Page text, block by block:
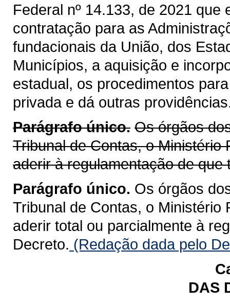
Federal nº 14.133, de 2021
contratação para as
fundacionais da União, dos
Municípios, a aquisição e
estadual, os procedimentos
privada e dá outras
Parágrafo único. Os órgãos
Tribunal de Contas, o Ministério
aderir à regulamentação de que
Parágrafo único. Os órgãos
Tribunal de Contas, o Ministério
aderir total ou parcialmente à
Decreto. (Redação dada pelo
DAS